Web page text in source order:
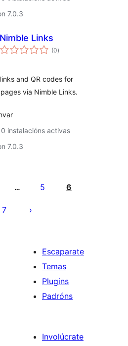
7.0.3
Nimble Links
(0valoracións
totais
)
and QR codes for
via Nimble Links.
instalacións activas
7.0.3
… 5 6
7
Escaparate
Temas
Plugins
Padróns
Involúcrate